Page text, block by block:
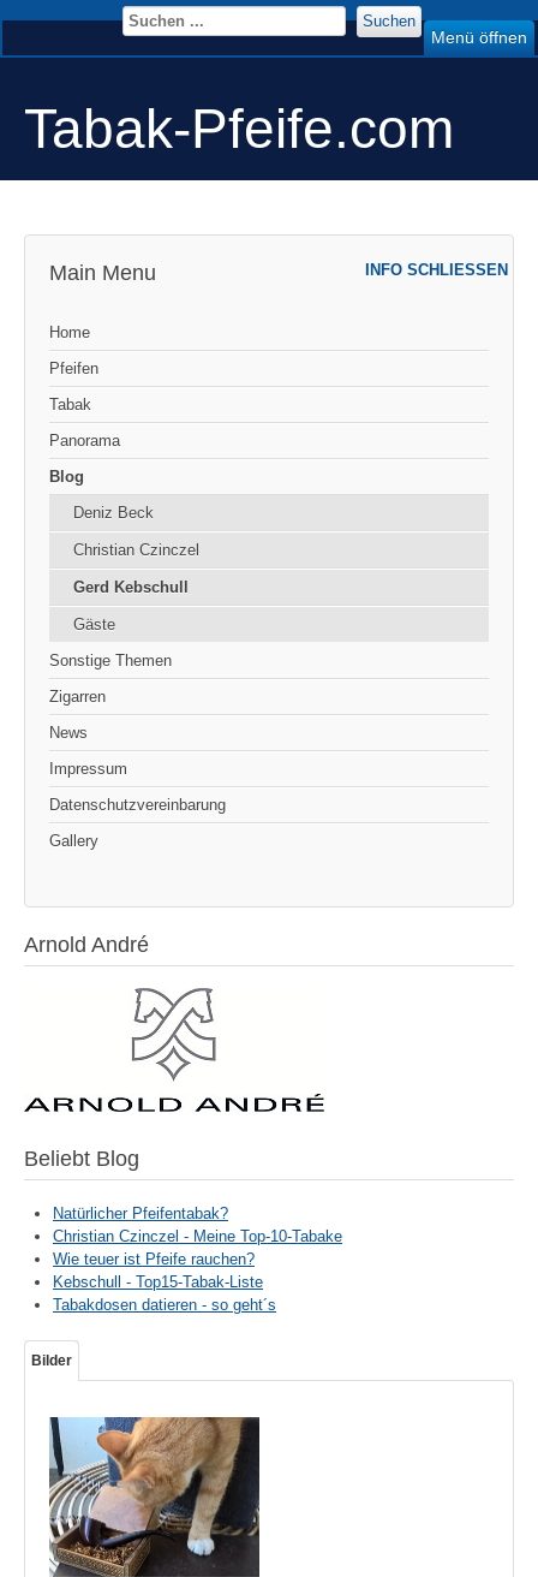
Tabak-Pfeife.com
Suchen
Menü öffnen
Main Menu
Home
Pfeifen
Tabak
Panorama
Blog
Deniz Beck
Christian Czinczel
Gerd Kebschull
Gäste
Sonstige Themen
Zigarren
News
Impressum
Datenschutzvereinbarung
Gallery
Arnold André
Beliebt Blog
Natürlicher Pfeifentabak?
Christian Czinczel - Meine Top-10-Tabake
Wie teuer ist Pfeife rauchen?
Kebschull - Top15-Tabak-Liste
Tabakdosen datieren - so geht´s
Bilder
INFO SCHLIESSEN